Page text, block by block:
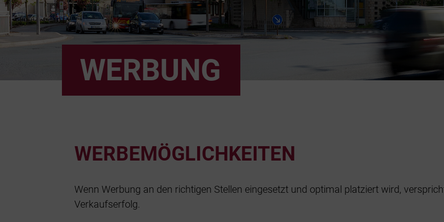
WERBUNG
WERBEMÖGLICHKEITEN
Wenn Werbung an den richtigen Stellen eingesetzt und optimal platziert wird,
Verkaufserfolg.